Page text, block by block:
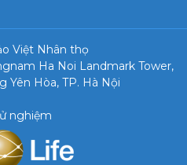
Việt Nhân thọ
Ha Noi Landmark Tower,
Hòa, TP. Hà Nội
nghiệm